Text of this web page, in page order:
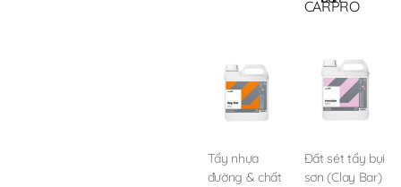
CARPRO
Tẩy nhựa
đường & chất
Đất sét tẩy bụi
sơn (Clay Bar)